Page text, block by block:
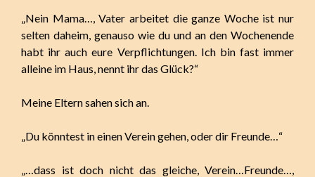
„Nein Mama…, Vater arbeitet die ganze Woche ist nur
selten daheim, genauso wie du und an den Wochenende
habt ihr auch eure Verpflichtungen. Ich bin fast immer
alleine im Haus, nennt ihr das Glück?“
Meine Eltern sahen sich an.
„Du könntest in einen Verein gehen, oder dir Freunde…“
„…dass ist doch nicht das gleiche, Verein…Freunde…,